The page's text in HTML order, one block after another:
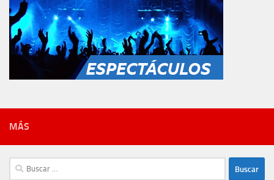
MÁS
Buscar: